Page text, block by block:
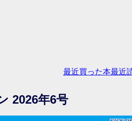
最近買った本最近
2026年6号